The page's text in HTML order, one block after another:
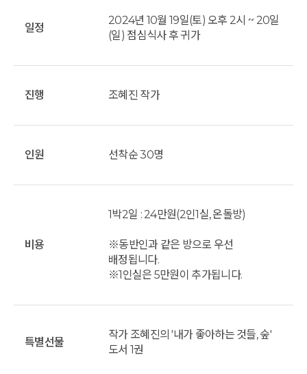
일정
2024년 10월 19일(토) 오후 2시 ~ 20일
(일) 점심식사 후 귀가
진행 조혜진 작가
인원 선착순 30명
비용
1박2일 : 24만원(2인1실, 온돌방)
※동반인과 같은 방으로 우선
배정됩니다.
※1인실은 5만원이 추가됩니다.
특별선물
작가 조혜진의 '내가 좋아하는 것들, 숲'
도서 1권